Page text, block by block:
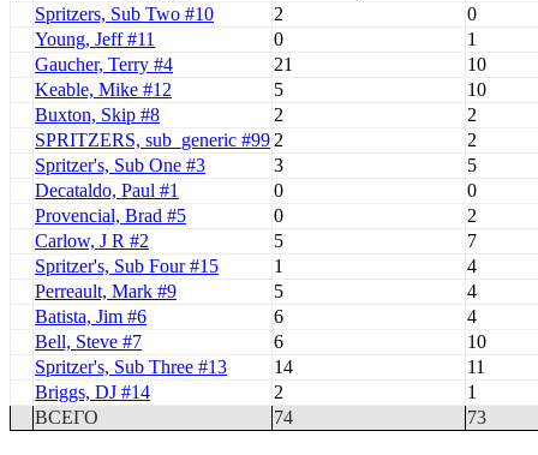
Spritzers, Sub Two #10
2 0
Young, Jeff #11
0 1
Gaucher, Terry #4
21 10
Keable, Mike #12
5 10
Buxton, Skip #8
2 2
SPRITZERS, sub_generic #99 2 2
Spritzer's, Sub One #3
3 5
Decataldo, Paul #1
0 0
Provencial, Brad #5
0 2
Carlow, J R #2
5 7
Spritzer's, Sub Four #15
1 4
Perreault, Mark #9
5 4
Batista, Jim #6
6 4
Bell, Steve #7
6 10
Spritzer's, Sub Three #13
14 11
Briggs, DJ #14
2 1
ВСЕГО
74 73